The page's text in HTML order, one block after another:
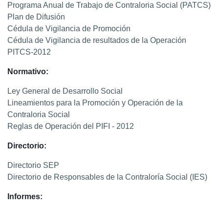
Programa Anual de Trabajo de Contraloria Social (PATCS)
Plan de Difusión
Cédula de Vigilancia de Promoción
Cédula de Vigilancia de resultados de la Operación
PITCS-2012
Normativo:
Ley General de Desarrollo Social
Lineamientos para la Promoción y Operación de la
Contraloria Social
Reglas de Operación del PIFI - 2012
Directorio:
Directorio SEP
Directorio de Responsables de la Contraloría Social (IES)
Informes: